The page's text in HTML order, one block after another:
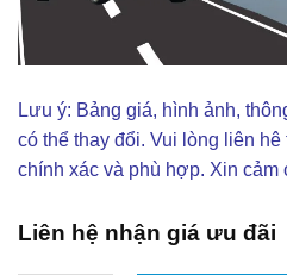
Lưu ý: Bảng giá, hình ảnh,
có thể thay đổi. Vui lòng liên
chính xác và phù hợp. Xin cảm
Liên hệ nhận giá ưu đãi